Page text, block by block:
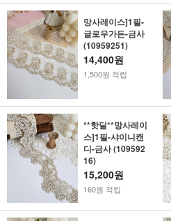
망사레이스]1필-
글로우가든-금사
(10959251)
14,400원
1,500원 적립
**핫딜**망사레이
스]1필-샤이니캔
디-금사 (109592
16)
15,200원
160원 적립